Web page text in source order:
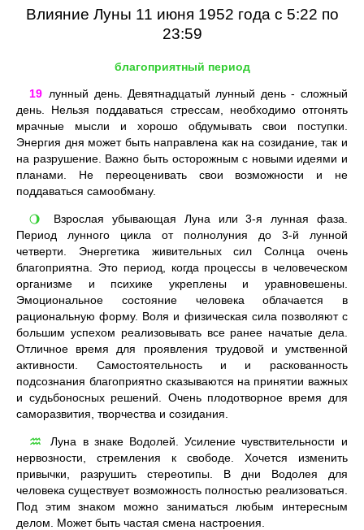
Влияние Луны 11 июня 1952 года с 5:22 по
23:59
благоприятный период
19 лунный день. Девятнадцатый лунный день - сложный
день. Нельзя поддаваться стрессам, необходимо отгонять
мрачные мысли и хорошо обдумывать свои поступки.
Энергия дня может быть направлена как на созидание, так и
на разрушение. Важно быть осторожным с новыми идеями и
планами. Не переоценивать свои возможности и не
поддаваться самообману.
🌖
Взрослая убывающая Луна или 3-я лунная фаза.
Период лунного цикла от полнолуния до 3-й лунной
четверти. Энергетика живительных сил Солнца очень
благоприятна. Это период, когда процессы в человеческом
организме и психике укреплены и уравновешены.
Эмоциональное состояние человека облачается в
рациональную форму. Воля и физическая сила позволяют с
большим успехом реализовывать все ранее начатые дела.
Отличное время для проявления трудовой и умственной
активности. Самостоятельность и и раскованность
подсознания благоприятно сказываются на принятии важных
и судьбоносных решений. Очень плодотворное время для
саморазвития, творчества и созидания.
♒
Луна в знаке Водолей. Усиление чувствительности и
нервозности, стремления к свободе. Хочется изменить
привычки, разрушить стереотипы. В дни Водолея для
человека существует возможность полностью реализоваться.
Под этим знаком можно заниматься любым интересным
делом. Может быть частая смена настроения.